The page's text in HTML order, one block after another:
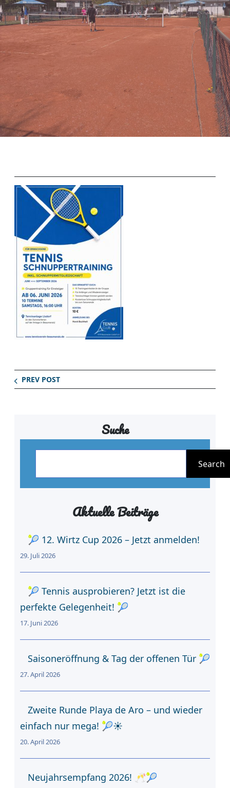
PREV POST
Suche
Search
Aktuelle Beiträge
🎾 12. Wirtz Cup 2026 – Jetzt anmelden!
29. Juli 2026
🎾 Tennis ausprobieren? Jetzt ist die
perfekte Gelegenheit! 🎾
17. Juni 2026
Saisoneröffnung & Tag der offenen Tür 🎾
27. April 2026
Zweite Runde Playa de Aro – und wieder
einfach nur mega! 🎾☀️
20. April 2026
Neujahrsempfang 2026! 🥂🎾